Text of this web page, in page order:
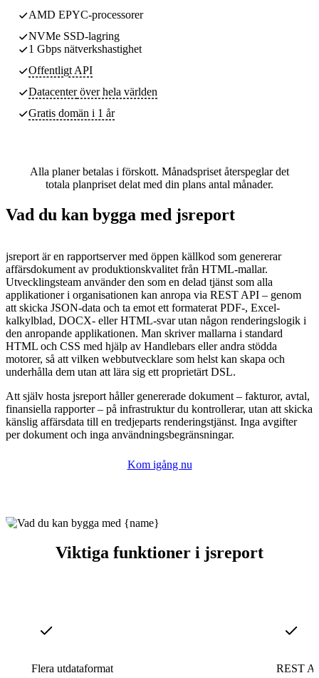
AMD EPYC-processorer
NVMe SSD-lagring
1 Gbps nätverkshastighet
Offentligt API
Datacenteröver hela världen
Gratis domän i 1 år
Alla planer betalas i förskott. Månadspriset återspeglar det
totala planpriset delat med din plans antal månader.
Vad du kan bygga med jsreport
jsreport är en rapportserver med öppen källkod som genererar
affärsdokument av produktionskvalitet från HTML-mallar.
Utvecklingsteam använder den som en delad tjänst som alla
applikationer i organisationen kan anropa via REST API – genom
att skicka JSON-data och ta emot ett formaterat PDF-, Excel-
kalkylblad, DOCX- eller HTML-svar utan någon renderingslogik i
den anropande applikationen. Man skriver mallarna i standard
HTML och CSS med hjälp av Handlebars eller andra stödda
motorer, så att vilken webbutvecklare som helst kan skapa och
underhålla dem utan att lära sig ett proprietärt DSL.
Att själv hosta jsreport håller genererade dokument – fakturor, avtal,
finansiella rapporter – på infrastruktur du kontrollerar, utan att skicka
känslig affärsdata till en tredjeparts renderingstjänst. Inga avgifter
per dokument och inga användningsbegränsningar.
Kom igång nu
Viktiga funktioner i jsreport
Flera utdataformat REST